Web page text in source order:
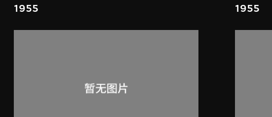
1955
1955